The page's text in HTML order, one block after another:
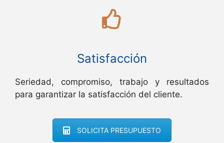
Satisfacción
Seriedad, compromiso, trabajo y resultados
para garantizar la satisfacción del cliente.
SOLICITA PRESUPUESTO